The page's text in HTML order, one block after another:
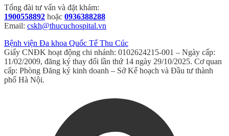
Tổng đài tư vấn và đặt khám:
1900558892 hoặc 0936388288
Email: cskh@thucuchospital.vn
Bệnh viện Đa khoa Quốc Tế Thu Cúc
Giấy CNĐK hoạt động chi nhánh: 0102624215-001 – Ngày cấp:
11/02/2009, đăng ký thay đổi lần thứ 14 ngày 29/10/2025. Cơ quan
cấp: Phòng Đăng ký kinh doanh – Sở Kế hoạch và Đầu tư thành
phố Hà Nội.